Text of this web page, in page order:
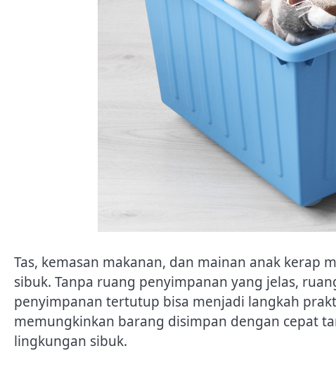
Tas, kemasan makanan, dan mainan anak kerap
sibuk. Tanpa ruang penyimpanan yang jelas,
penyimpanan tertutup bisa menjadi langkah
memungkinkan barang disimpan dengan cepat
lingkungan sibuk.